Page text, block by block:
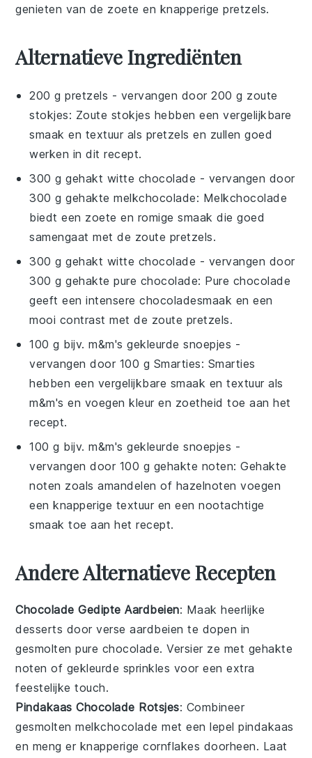
genieten van de zoete en knapperige pretzels.
Alternatieve Ingrediënten
200 g pretzels - vervangen door200 g zoute
stokjes: Zoute stokjes hebben een vergelijkbare
smaak en textuur als pretzels en zullen goed
werken in dit recept.
300 g gehakt witte chocolade - vervangen door
300 g gehakte melkchocolade: Melkchocolade
biedt een zoete en romige smaak die goed
samengaat met de zoute pretzels.
300 g gehakt witte chocolade - vervangen door
300 g gehakte pure chocolade: Pure chocolade
geeft een intensere chocoladesmaak en een
mooi contrast met de zoute pretzels.
100 g bijv. m&m's gekleurde snoepjes -
vervangen door 100 g Smarties: Smarties
hebben een vergelijkbare smaak en textuur als
m&m's en voegen kleur en zoetheid toe aan het
recept.
100 g bijv. m&m's gekleurde snoepjes -
vervangen door 100 g gehakte noten: Gehakte
noten zoals amandelen of hazelnoten voegen
een knapperige textuur en een nootachtige
smaak toe aan het recept.
Andere Alternatieve Recepten
Chocolade Gedipte Aardbeien: Maak heerlijke
desserts door verse aardbeien te dopen in
gesmoltenpure chocolade. Versier ze met gehakte
noten of gekleurde sprinkles voor een extra
feestelijke touch.
Pindakaas Chocolade Rotsjes: Combineer
gesmoltenmelkchocolade met een lepelpindakaas
en meng er knapperigecornflakes doorheen. Laat